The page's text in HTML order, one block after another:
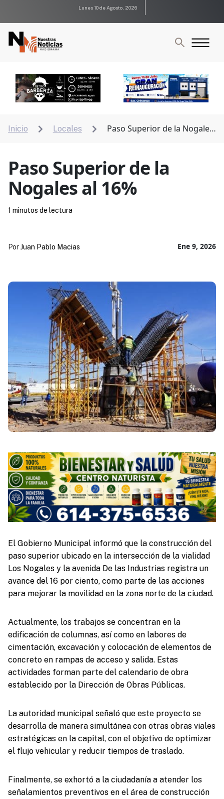
Lunes 10 de Agosto, 2026
Inicio  Locales 
Paso Superior de la Nogales
Paso Superior de la
Nogales al 16%
Ene 9, 2026
PorJuan Pablo Macias
1 minutos de lectura
El Gobierno Municipal informó que la construcción del
paso superior ubicado en la intersección de la vialidad
Los Nogales y la avenida De las Industrias registra un
avance del 16 por ciento, como parte de las acciones
para mejorar la movilidad en la zona norte de la ciudad.
Actualmente, los trabajos se concentran en la
edificación de columnas, así como en labores de
cimentación, excavación y colocación de elementos de
concreto en rampas de acceso y salida. Estas
actividades forman parte del calendario de obra
establecido por la Dirección de Obras Públicas.
La autoridad municipal señaló que este proyecto se
desarrolla de manera simultánea con otras obras viales
estratégicas en la capital, con el objetivo de optimizar
el flujo vehicular y reducir tiempos de traslado.
Finalmente, se exhortó a la ciudadanía a atender los
señalamientos preventivos en el área de construcción